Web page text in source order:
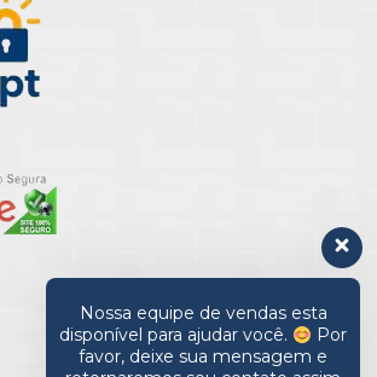
Nossa equipe de vendas esta
disponível para ajudar você.
Por
favor, deixe sua mensagem e